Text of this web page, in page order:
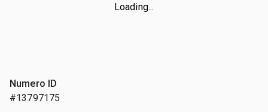
Loading...
Numero ID
#13797175